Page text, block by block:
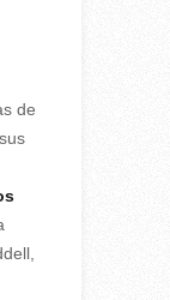
de
sus